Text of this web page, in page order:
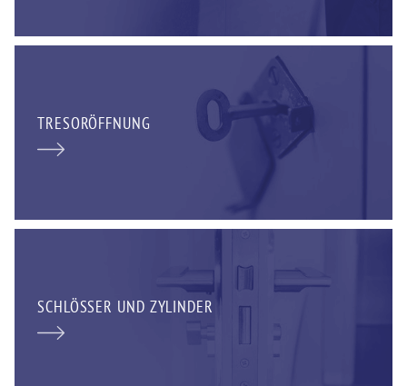
TRESORÖFFNUNG
SCHLÖSSER UND ZYLINDER